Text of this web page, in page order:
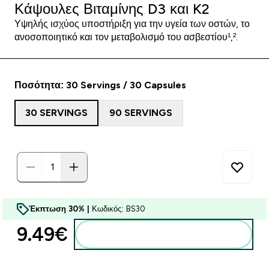
Κάψουλες Βιταμίνης D3 και K2
Υψηλής ισχύος υποστήριξη για την υγεία των οστών, το
ανοσοποιητικό και τον μεταβολισμό του ασβεστίου¹,².
Ποσότητα: 30 Servings / 30 Capsules
30 SERVINGS 90 SERVINGS
Έκπτωση 30% | Κωδικός: BS30
9.49€‎